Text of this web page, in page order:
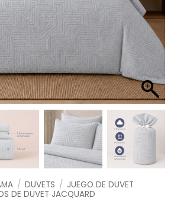
/ DUVETS / JUEGO DE DUVET
DE DUVET JACQUARD